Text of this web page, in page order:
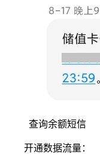
查询余额短信
开通数据流量：